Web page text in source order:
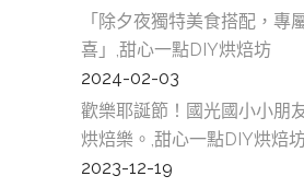
「除夕夜獨特美食搭配，專
喜」,甜心一點DIY烘焙坊
2024-02-03
歡樂耶誕節！國光國小小朋
烘焙樂。,甜心一點DIY烘焙
2023-12-19